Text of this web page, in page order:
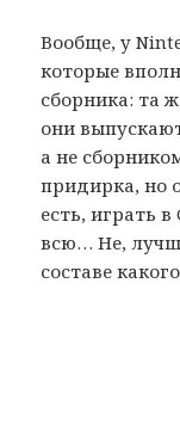
Вообще, у
которые
сборника: та
они
а не
придирка, но
есть, играть в
всю… Не,
составе